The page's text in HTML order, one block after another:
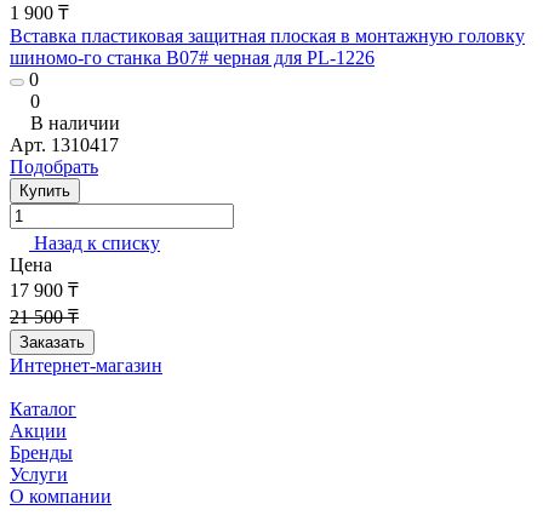
1 900 ₸
Вставка пластиковая защитная плоская в монтажную головку
шиномо-го станка В07# черная для PL-1226
0
0
В наличии
Арт. 1310417
Подобрать
Купить
Назад к списку
Цена
17 900 ₸
21 500 ₸
Заказать
Интернет-магазин
Каталог
Акции
Бренды
Услуги
О компании